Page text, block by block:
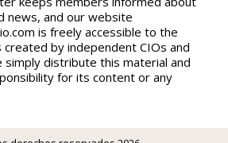
news, and our website
is freely accessible to the
created by independent CIOs and
distribute this material and
for its content or any